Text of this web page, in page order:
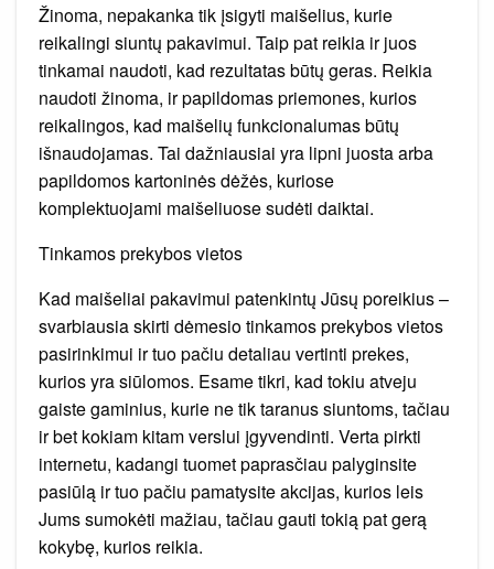
Žinoma, nepakanka tik įsigyti maišelius, kurie
reikalingi siuntų pakavimui. Taip pat reikia ir juos
tinkamai naudoti, kad rezultatas būtų geras. Reikia
naudoti žinoma, ir papildomas priemones, kurios
reikalingos, kad maišelių funkcionalumas būtų
išnaudojamas. Tai dažniausiai yra lipni juosta arba
papildomos kartoninės dėžės, kuriose
komplektuojami maišeliuose sudėti daiktai.
Tinkamos prekybos vietos
Kad maišeliai pakavimui patenkintų Jūsų poreikius –
svarbiausia skirti dėmesio tinkamos prekybos vietos
pasirinkimui ir tuo pačiu detaliau vertinti prekes,
kurios yra siūlomos. Esame tikri, kad tokiu atveju
gaiste gaminius, kurie ne tik taranus siuntoms, tačiau
ir bet kokiam kitam verslui įgyvendinti. Verta pirkti
internetu, kadangi tuomet paprasčiau palyginsite
pasiūlą ir tuo pačiu pamatysite akcijas, kurios leis
Jums sumokėti mažiau, tačiau gauti tokią pat gerą
kokybę, kurios reikia.